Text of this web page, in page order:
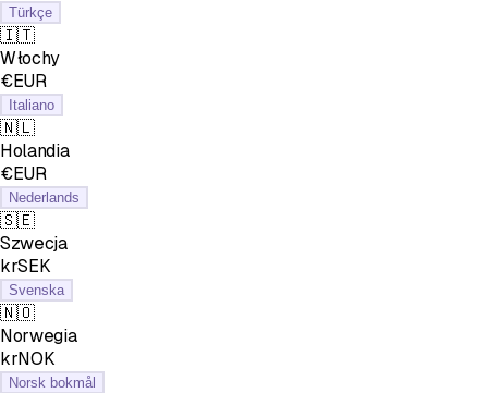
Türkçe
🇮🇹
Włochy
€EUR
Italiano
🇳🇱
Holandia
€EUR
Nederlands
🇸🇪
Szwecja
krSEK
Svenska
🇳🇴
Norwegia
krNOK
Norsk bokmål